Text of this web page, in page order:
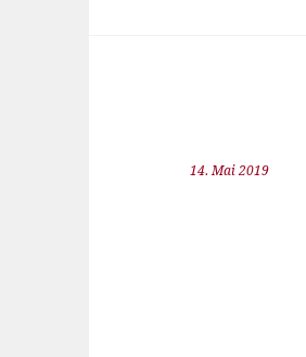
14. Mai 2019